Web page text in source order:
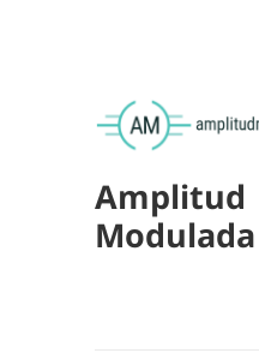
Amplitud
Modulada